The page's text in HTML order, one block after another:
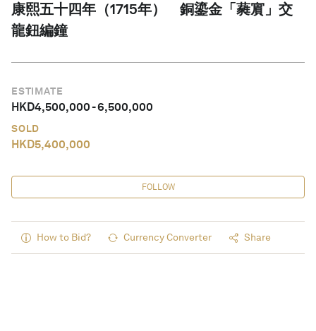
康熙五十四年（1715年） 銅鎏金「蕤賔」交
龍鈕編鐘
ESTIMATE
HKD4,500,000-6,500,000
SOLD
HKD5,400,000
FOLLOW
How to Bid? Currency Converter Share